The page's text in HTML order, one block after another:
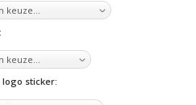
sticker: